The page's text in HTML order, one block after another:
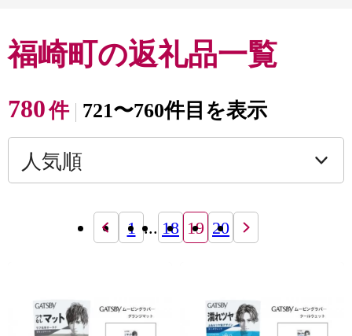
福崎町の返礼品一覧
780件 721〜760件目を表示
1 ... 18 19 20